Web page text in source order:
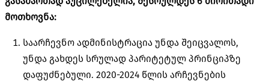
მოთხოვნა:
საარჩევნო ადმინისტრაცია უნდა შეიცვალოს,
უნდა გახდეს სრულად პარიტეტულ პრინციპზე
დაფუძნებული. 2020-2024 წლის არჩევნების